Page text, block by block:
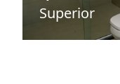
Superior